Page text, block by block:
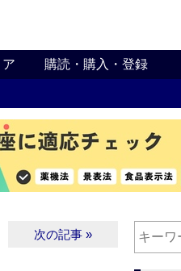
購読・購入・登録
次の記事 »